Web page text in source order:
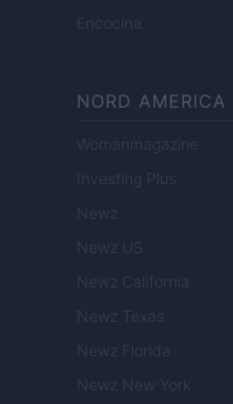
Encocina
NORD AMERICA
Womanmagazine
Investing Plus
Newz
Newz US
Newz California
Newz Texas
Newz Florida
Newz New York